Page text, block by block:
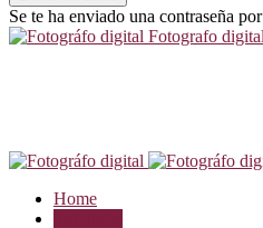
Se te ha enviado una contraseña
Fotografo
Home